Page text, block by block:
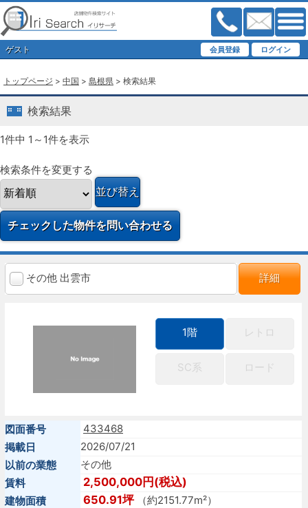
ゲスト
トップページ > 中国 > 島根県 > 検索結果
検索結果
1件中 1～1件を表示
検索条件を変更する
その他 出雲市 詳細
1階 レトロ
SC系 ロード
図面番号
433468
掲載日
2026/07/21
以前の業態
その他
賃料
2,500,000円(税込)
建物面積 650.91坪（約2151.77m²）